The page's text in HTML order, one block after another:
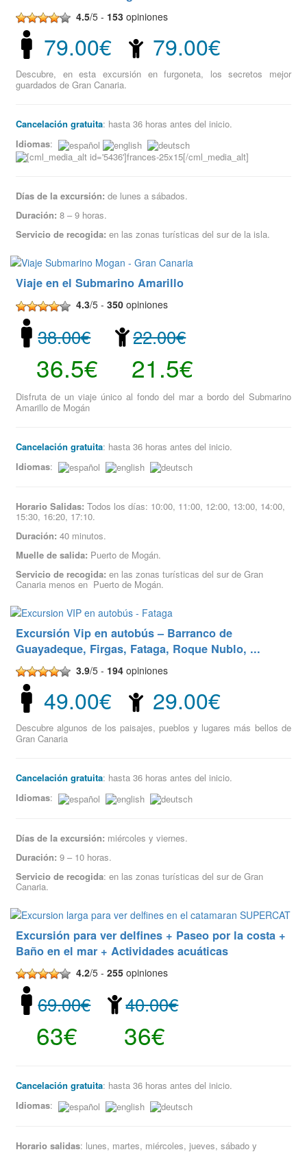
4.5/5 - 153 opiniones
79.00€ 79.00€
Descubre, en esta excursión en furgoneta, los secretos mejor
guardados de Gran Canaria.
Cancelación gratuita: hasta 36 horas antes del inicio.
Idiomas:
Días de la excursión: de lunes a sábados.
Duración: 8 – 9 horas.
Servicio de recogida: en las zonas turísticas del sur de la isla.
Viaje en el Submarino Amarillo
4.3/5 -350 opiniones
38.00€
36.5€
22.00€
21.5€
Disfruta de un viaje único al fondo del mar a bordo del Submarino
Amarillo de Mogán
Cancelación gratuita: hasta 36 horas antes del inicio.
Idiomas:
Horario Salidas: Todos los días: 10:00, 11:00, 12:00, 13:00, 14:00,
15:30, 16:20, 17:10.
Duración: 40 minutos.
Muelle de salida: Puerto de Mogán.
Servicio de recogida: en las zonas turísticas del sur de Gran
Canaria menos en Puerto de Mogán.
Excursión Vip en autobús – Barranco de
Guayadeque, Firgas, Fataga, Roque Nublo, ...
3.9/5 - 194 opiniones
49.00€ 29.00€
Descubre algunos de los paisajes, pueblos y lugares más bellos de
Gran Canaria
Cancelación gratuita: hasta 36 horas antes del inicio.
Idiomas:
Días de la excursión: miércoles y viernes.
Duración: 9 – 10 horas.
Servicio de recogida: en las zonas turísticas del sur de Gran
Canaria.
Excursión para ver delfines + Paseo por la costa +
Baño en el mar + Actividades acuáticas
4.2/5 -255 opiniones
69.00€
63€
40.00€
36€
Cancelación gratuita: hasta 36 horas antes del inicio.
Idiomas:
Horario salidas: lunes, martes, miércoles, jueves, sábado y